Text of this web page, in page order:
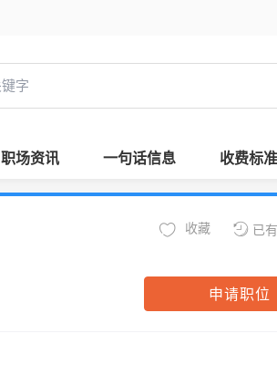
职场资讯 一句话信息 收费标准
已
收藏
申请职位